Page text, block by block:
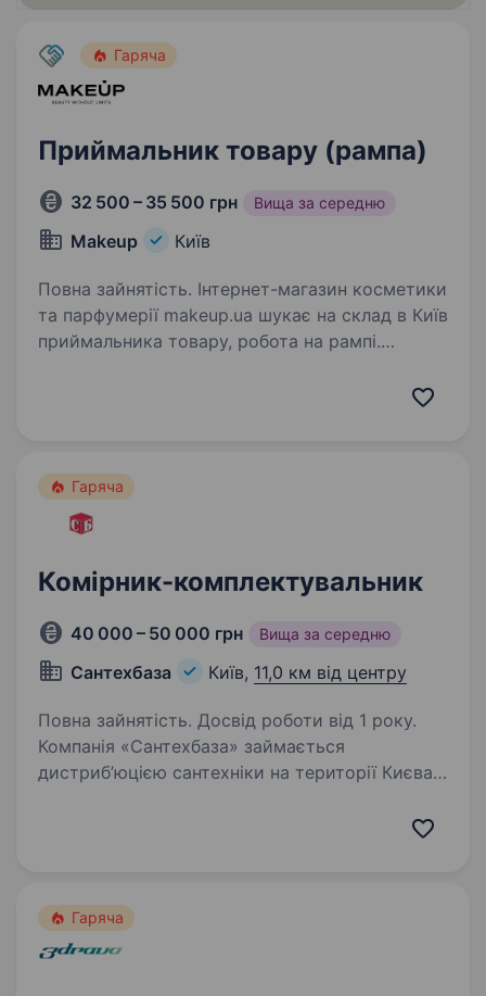
Гаряча
Приймальник товару (рампа)
32 500 – 35 500 грн Вища за середню
Makeup Київ
Повна зайнятість. Інтернет-магазин косметики
та парфумерії makeup.ua шукає на склад в Київ
приймальника товару, робота на рампі.
Гаряча
Комірник-комплектувальник
40 000 – 50 000 грн Вища за середню
Сантехбаза Київ, 11,0 км від центру
Повна зайнятість. Досвід роботи від 1 року.
Компанія «Сантехбаза» займається
дистриб’юцією сантехніки на території Києва
та офіційним представником низки торгових
Гаряча